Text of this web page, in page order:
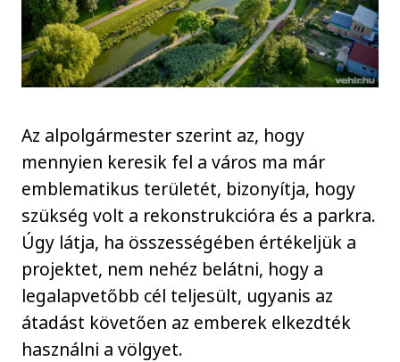
Az alpolgármester szerint az, hogy
mennyien keresik fel a város ma már
emblematikus területét, bizonyítja, hogy
szükség volt a rekonstrukcióra és a parkra.
Úgy látja, ha összességében értékeljük a
projektet, nem nehéz belátni, hogy a
legalapvetőbb cél teljesült, ugyanis az
átadást követően az emberek elkezdték
használni a völgyet.